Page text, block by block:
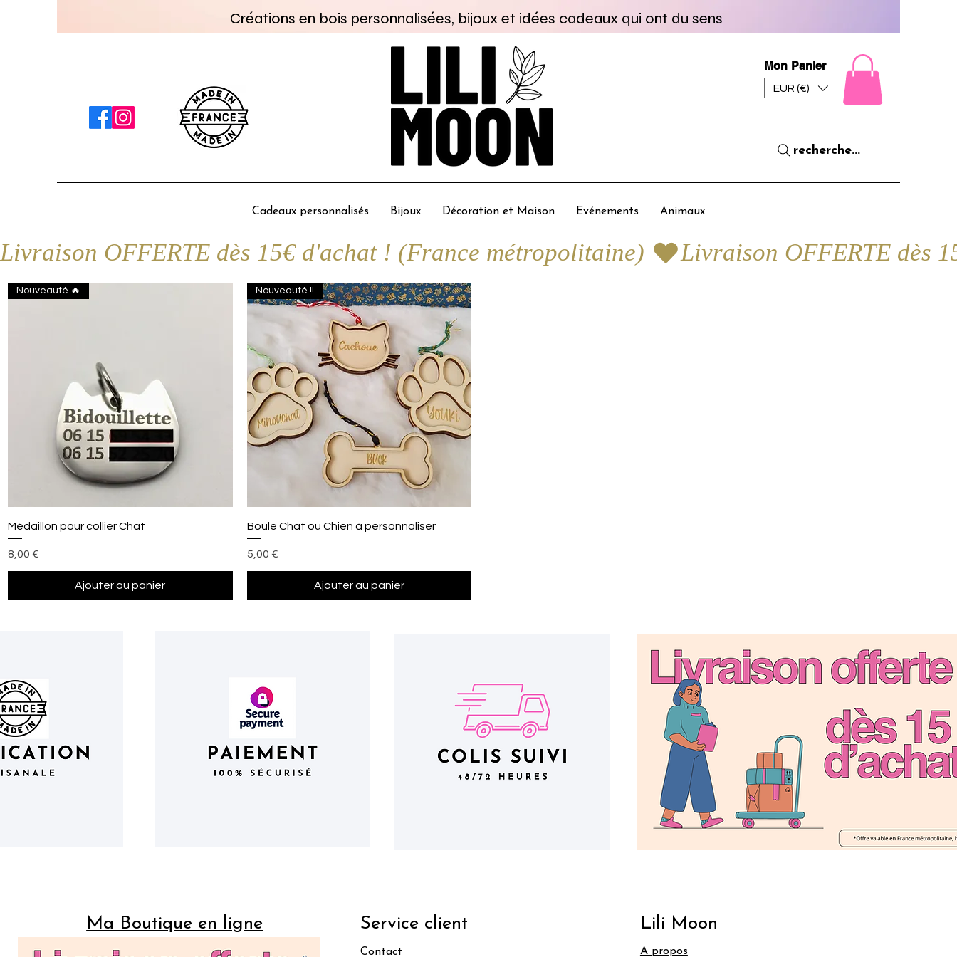
Créations en bois personnalisées, bijoux et idées cadeaux qui ont du sens
Mon Panier
EUR (€)
recherche...
Cadeaux personnalisés Bijoux Décoration et Maison Evénements Animaux
Livraison OFFERTE dès 15€ d'achat ! (France métropolitaine)
Aperçu rapide
Nouveauté 🔥
Médaillon pour collier Chat
Prix
8,00 €
Ajouter au panier
Aperçu rapide
Nouveauté !!
Boule Chat ou Chien à personnaliser
Prix
5,00 €
Ajouter au panier
Ma Boutique en ligne Service client
Contact
Lili Moon
A propos